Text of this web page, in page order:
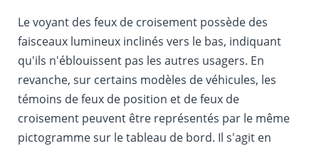
Le voyant des feux de croisement possède des
faisceaux lumineux inclinés vers le bas, indiquant
qu'ils n'éblouissent pas les autres usagers. En
revanche, sur certains modèles de véhicules, les
témoins de feux de position et de feux de
croisement peuvent être représentés par le même
pictogramme sur le tableau de bord. Il s'agit en